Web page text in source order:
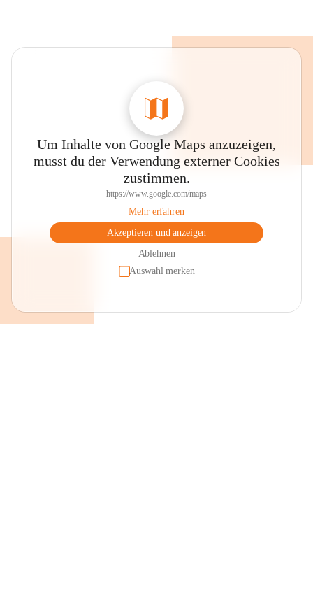
Um Inhalte von Google Maps anzuzeigen,
musst du der Verwendung externer Cookies
zustimmen.
https://www.google.com/maps
Mehr erfahren
Akzeptieren und anzeigen
Ablehnen
Auswahl merken